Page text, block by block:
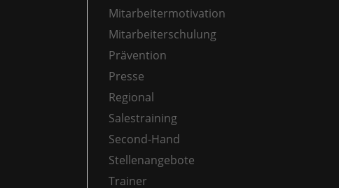
Mitarbeitermotivation
Mitarbeiterschulung
Prävention
Presse
Regional
Salestraining
Second-Hand
Stellenangebote
Trainer